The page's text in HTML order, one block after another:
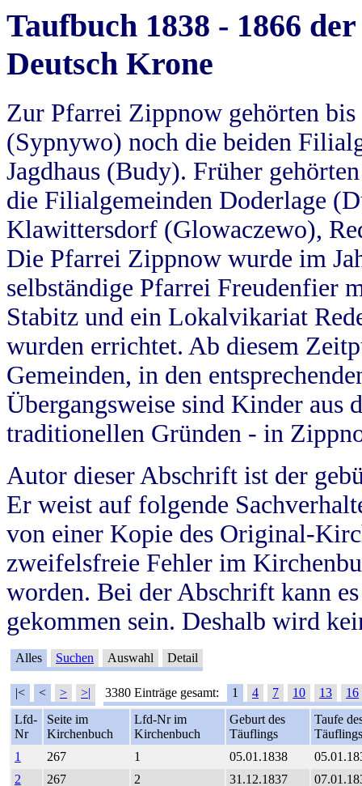
Taufbuch 1838 - 1866
Deutsch Krone
Zur Pfarrei Zippnow gehörten
(Sypnywo) noch die beiden
Jagdhaus (Budy). Früher
die Filialgemeinden Doderlage
Klawittersdorf (Glowaczewo),
Die Pfarrei Zippnow wurde im
selbständige Pfarrei Freudenfier
Stabitz und ein Lokalvikariat
wurden errichtet. Ab diesem
Gemeinden, in den
Übergangsweise sind Kinder aus
traditionellen Gründen - in
Autor dieser Abschrift ist der
Er weist auf folgende
von einer Kopie des Original-
zweifelsfreie Fehler im
worden. Bei der Abschrift kann
gekommen sein. Deshalb wird
Alles Suchen Auswahl Detail
|< < > >| 3380 Einträge gesamt: 1 4 7 10 13
16
Lfd-
Nr
Seite im
Kirchenbuch
Lfd-Nr im
Kirchenbuch
Geburt des
Täuflings
Taufe
Täuflings
1
267 1 05.01.1838
2
267 2 31.12.1837